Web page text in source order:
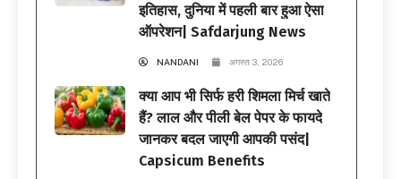
इतिहास, दुनिया में पहली बार हुआ ऐसा
ऑपरेशन| Safdarjung News
NANDANI अगस्त 3, 2026
क्या आप भी सिर्फ हरी शिमला मिर्च खाते
हैं? लाल और पीली बेल पेपर के फायदे
जानकर बदल जाएगी आपकी पसंद|
Capsicum Benefits